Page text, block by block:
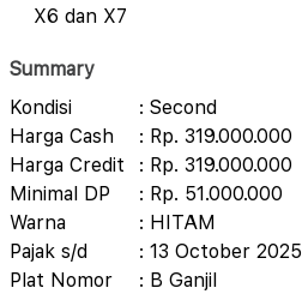
X6 dan X7
Summary
Kondisi
: Second
Harga Cash
: Rp. 319.000.000
Harga Credit
: Rp. 319.000.000
Minimal DP
: Rp. 51.000.000
Warna
: HITAM
Pajak s/d
: 13 October 2025
Plat Nomor
: B Ganjil